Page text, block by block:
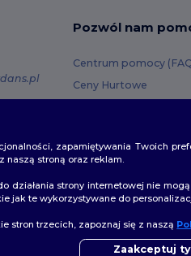
Pozwól nam
Centrum pomocy
Ceny Hurtowe
Kody Rabatowe
zapamiętywania Twoich
naszą stroną oraz reklam.
strony internetowej nie
jak te wykorzystywane do
stron trzecich, zapoznaj się z naszą
Zaakceptuj
Jeśli masz
skontaktować się z